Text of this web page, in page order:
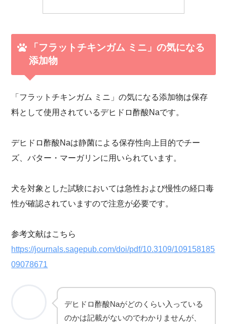
「フラットチキンガム ミニ」の気になる
添加物
「フラットチキンガム ミニ」の気になる添加物は保存
料として使用されているデヒドロ酢酸Naです。
デヒドロ酢酸Naは静菌による保存性向上目的でチー
ズ、バター・マーガリンに用いられています。
犬を対象とした試験においては急性および慢性の経口毒
性が確認されていますので注意が必要です。
参考文献はこちら
https://journals.sagepub.com/doi/pdf/10.3109/109158185
09078671
デヒドロ酢酸Naがどのくらい入っている
のかは記載がないのでわかりませんが、